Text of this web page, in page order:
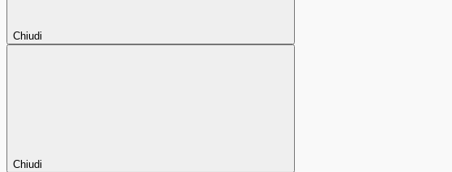
Chiudi
Chiudi